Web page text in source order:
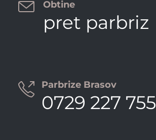
 Obtine
pret parbriz
 Parbrize Brasov
0729 227 755